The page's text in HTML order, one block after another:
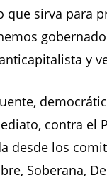
que sirva para
y
contra el
desde los
Soberana,